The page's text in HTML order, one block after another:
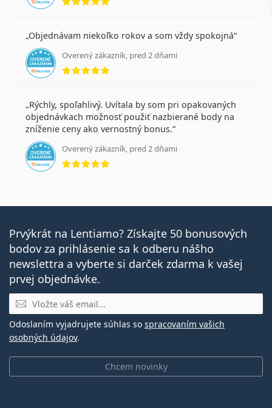
Objednávam niekoľko rokov a som vždy spokojná
Overený zákazník, pred 2 dňami
hodnotenie 5 z 5
Rýchly, spoľahlivý. Uvítala by som pri opakovaných
objednávkach možnosť použiť nazbierané body na
zníženie ceny ako vernostný bonus.
Overený zákazník, pred 2 dňami
hodnotenie 5 z 5
Prvýkrát na Lentiamo? Získajte 50 bonusových
bodov za prihlásenie sa k odberu nášho
newslettra a vyberte si darček zdarma k vašej
prvej objednávke.
E-mail
Chcem novinky
Odoslaním vyjadrujete súhlas so spracovaním vašich
osobných údajov.